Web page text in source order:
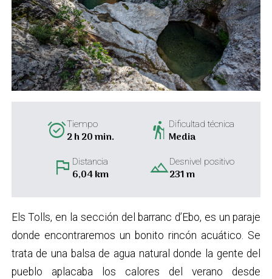
alarm_onTiempo
2 h 20 min. hikingDificultad técnica
Media
flag Distancia
6,04 km landscapeDesnivel positivo
231 m
Els Tolls, en la sección del barranc d’Ebo, es un paraje
donde encontraremos un bonito rincón acuático. Se
trata de una balsa de agua natural donde la gente del
pueblo aplacaba los calores del verano desde